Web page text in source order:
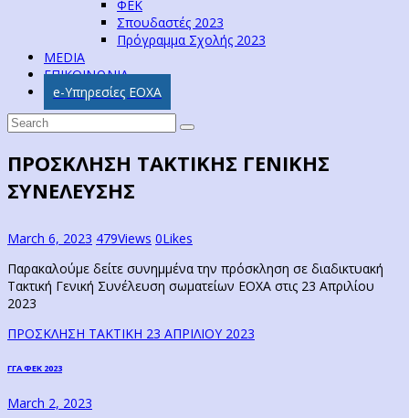
ΦΕΚ
Σπουδαστές 2023
Πρόγραμμα Σχολής 2023
MEDIA
ΕΠΙΚΟΙΝΩΝΙΑ
e-Υπηρεσίες ΕΟΧΑ
ΠΡΟΣΚΛΗΣΗ ΤΑΚΤΙΚΗΣ ΓΕΝΙΚΗΣ
ΣΥΝΕΛΕΥΣΗΣ
March 6, 2023 479Views 0Likes
Παρακαλούμε δείτε συνημμένα την πρόσκληση σε διαδικτυακή
Τακτική Γενική Συνέλευση σωματείων ΕΟΧΑ στις 23 Απριλίου
2023
ΠΡΟΣΚΛΗΣΗ ΤΑΚΤΙΚΗ 23 ΑΠΡΙΛΙΟΥ 2023
Post
navigation
Previous
ΓΓΑ ΦΕΚ 2023
March 2, 2023